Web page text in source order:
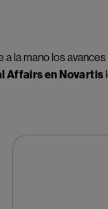
la mano los
Affairs en Novartis